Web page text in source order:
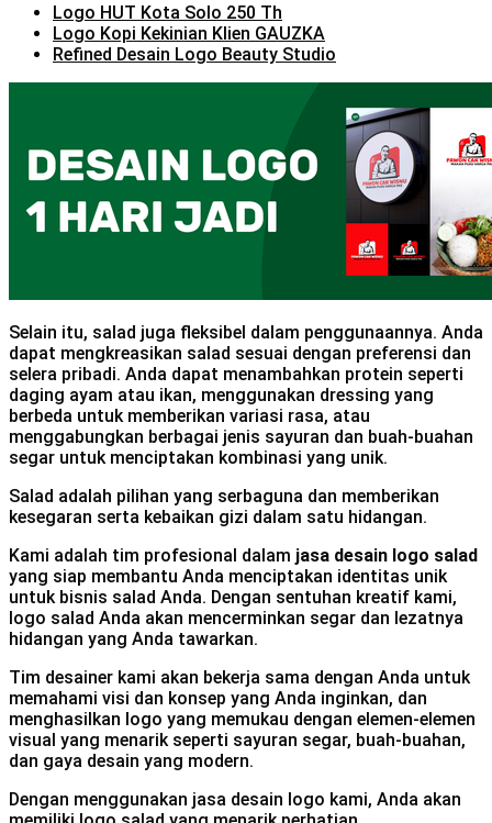
Logo HUT Kota Solo 250 Th
Logo Kopi Kekinian Klien GAUZKA
Refined Desain Logo Beauty Studio
Selain itu, salad juga fleksibel dalam penggunaannya. Anda
dapat mengkreasikan salad sesuai dengan preferensi dan
selera pribadi. Anda dapat menambahkan protein seperti
daging ayam atau ikan, menggunakan dressing yang
berbeda untuk memberikan variasi rasa, atau
menggabungkan berbagai jenis sayuran dan buah-buahan
segar untuk menciptakan kombinasi yang unik.
Salad adalah pilihan yang serbaguna dan memberikan
kesegaran serta kebaikan gizi dalam satu hidangan.
Kami adalah tim profesional dalam jasa desain logo salad
yang siap membantu Anda menciptakan identitas unik
untuk bisnis salad Anda. Dengan sentuhan kreatif kami,
logo salad Anda akan mencerminkan segar dan lezatnya
hidangan yang Anda tawarkan.
Tim desainer kami akan bekerja sama dengan Anda untuk
memahami visi dan konsep yang Anda inginkan, dan
menghasilkan logo yang memukau dengan elemen-elemen
visual yang menarik seperti sayuran segar, buah-buahan,
dan gaya desain yang modern.
Dengan menggunakan jasa desain logo kami, Anda akan